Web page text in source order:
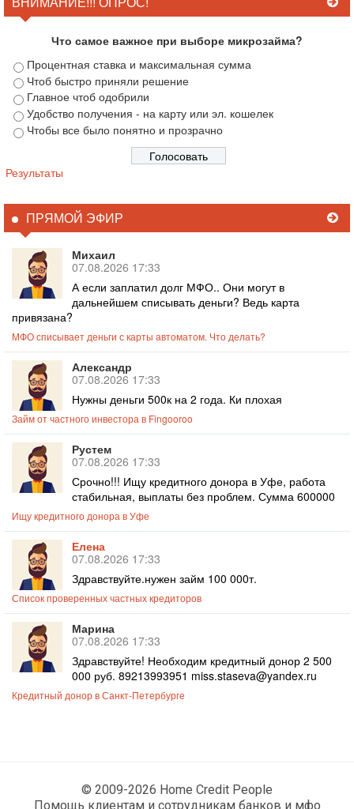
Что самое важное при выборе микрозайма?
Процентная ставка и максимальная сумма
Чтоб быстро приняли решение
Главное чтоб одобрили
Удобство получения - на карту или эл. кошелек
Чтобы все было понятно и прозрачно
Результаты
ПРЯМОЙ ЭФИР
Михаил
07.08.2026 17:33
А если заплатил долг МФО.. Они могут в
дальнейшем списывать деньги? Ведь карта
привязана?
МФО списывает деньги с карты автоматом. Что делать?
Александр
07.08.2026 17:33
Нужны деньги 500к на 2 года. Ки плохая
Займ от частного инвестора в Fingooroo
Рустем
07.08.2026 17:33
Срочно!!! Ищу кредитного донора в Уфе, работа
стабильная, выплаты без проблем. Сумма 600000
Ищу кредитного донора в Уфе
Елена
07.08.2026 17:33
Здравствуйте.нужен займ 100 000т.
Список проверенных частных кредиторов
Марина
07.08.2026 17:33
Здравствуйте! Необходим кредитный донор 2 500
000 руб. 89213993951 miss.staseva@yandex.ru
Кредитный донор в Санкт-Петербурге
© 2009-2026 Home Credit People
Помощь клиентам и сотрудникам банков и мфо